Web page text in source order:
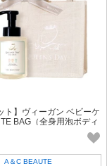
ト】ヴィーガン ベビーケ
BAG（全身用泡ボディ
A＆C BEAUTE